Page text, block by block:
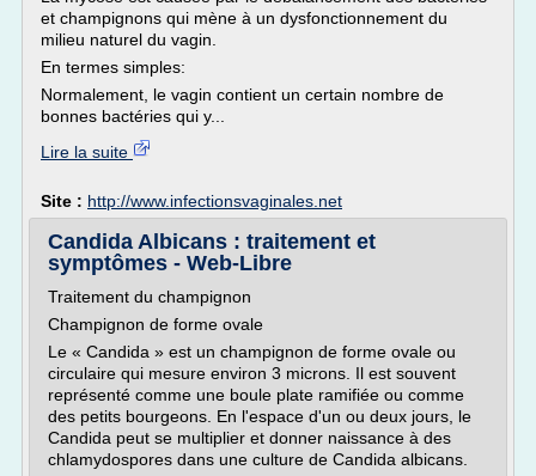
et champignons qui mène à un dysfonctionnement du
milieu naturel du vagin.
En termes simples:
Normalement, le vagin contient un certain nombre de
bonnes bactéries qui y...
Lire la suite
Site : http://www.infectionsvaginales.net
Candida Albicans : traitement et
symptômes - Web-Libre
Traitement du champignon
Champignon de forme ovale
Le « Candida » est un champignon de forme ovale ou
circulaire qui mesure environ 3 microns. Il est souvent
représenté comme une boule plate ramifiée ou comme
des petits bourgeons. En l'espace d'un ou deux jours, le
Candida peut se multiplier et donner naissance à des
chlamydospores dans une culture de Candida albicans.